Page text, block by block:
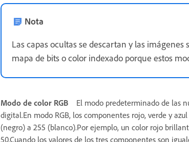
Nota
Las capas ocultas se descartan y las
mapa de bits o color indexado porque estos
Modo de color RGB
El modo predeterminado de las
digital.En modo RGB, los componentes rojo, verde y
(negro) a 255 (blanco).Por ejemplo, un color rojo
50.Cuando los valores de los tres componentes son